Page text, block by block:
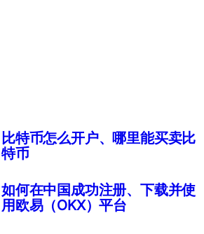
比特币怎么开户、哪里能买卖比
特币
如何在中国成功注册、下载并使
用欧易（OKX）平台